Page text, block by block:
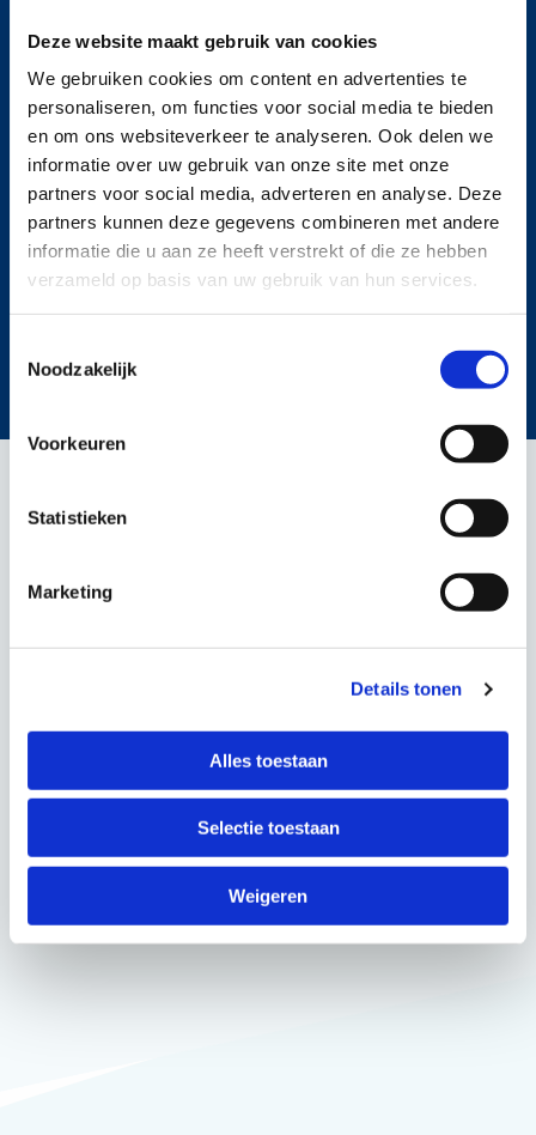
Deze website maakt gebruik van cookies
We gebruiken cookies om content en advertenties te
personaliseren, om functies voor social media te bieden
en om ons websiteverkeer te analyseren. Ook delen we
informatie over uw gebruik van onze site met onze
partners voor social media, adverteren en analyse. Deze
partners kunnen deze gegevens combineren met andere
informatie die u aan ze heeft verstrekt of die ze hebben
verzameld op basis van uw gebruik van hun services.
Noodzakelijk
Voorkeuren
Statistieken
Marketing
Details tonen
Alles toestaan
Selectie toestaan
Weigeren
Lokale werving & selectie:
Diensten
Voor professionals
Snelle navigatie
©2024 ICT Career werving en selectie ICT